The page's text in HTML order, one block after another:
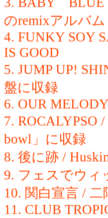
のremixアルバム
4. FUNKY SOY
IS GOOD
5. JUMP UP!
盤に収録
6. OUR
7. ROCALYPSO
bowl」に収録
8. 後に跡 /
9. フェスでウィ
10. 関白宣言 / 二
11. CLUB